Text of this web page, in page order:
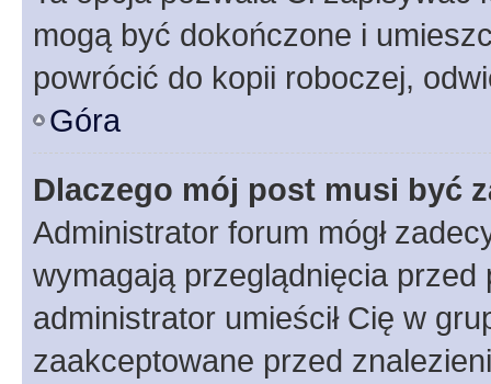
mogą być dokończone i
powrócić do kopii roboczej,
Góra
Dlaczego mój post musi być
Administrator forum mógł
wymagają przeglądnięcia
administrator umieścił Cię w
zaakceptowane przed